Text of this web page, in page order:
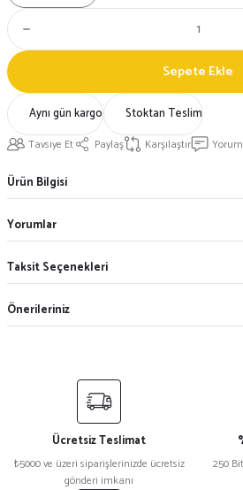
Sepete Ekle
Aynı gün kargo Stoktan Teslim
Tavsiye Et Paylaş Karşılaştır
Ürün Bilgisi
Yorumlar
Taksit Seçenekleri
Önerileriniz
Ücretsiz Teslimat
₺5000 ve üzeri siparişlerinizde ücretsiz
gönderi imkanı
250